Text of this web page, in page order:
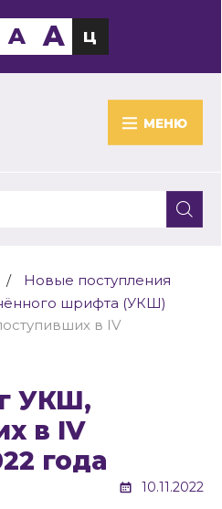
МЕНЮ
A A Ц
Новые поступления
шрифта (УКШ)
в IV
в IV
года
10.11.2022